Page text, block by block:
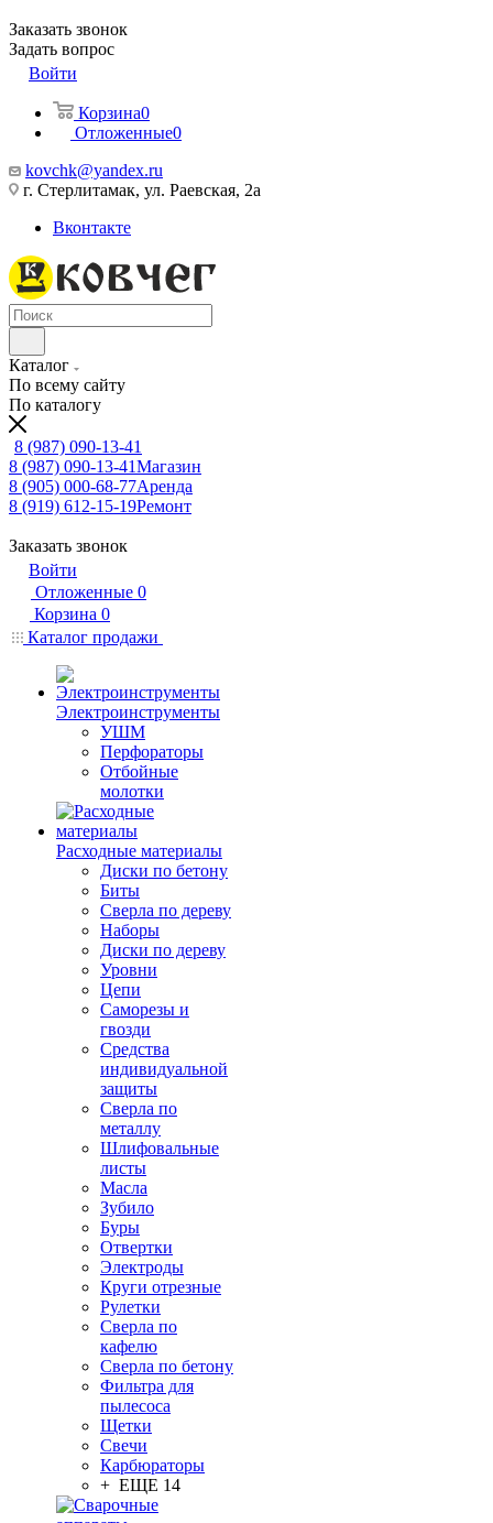
Заказать звонок
Задать вопрос
Войти
Корзина0
Отложенные0
kovchk@yandex.ru
г. Стерлитамак, ул. Раевская, 2а
Вконтакте
Каталог
По всему сайту
По каталогу
8 (987) 090-13-41
8 (987) 090-13-41Магазин
8 (905) 000-68-77Аренда
8 (919) 612-15-19Ремонт
Заказать звонок
Войти
Отложенные 0
Корзина 0
Каталог продажи
Электроинструменты
УШМ
Перфораторы
Отбойные
молотки
Расходные материалы
Диски по бетону
Биты
Сверла по дереву
Наборы
Диски по дереву
Уровни
Цепи
Саморезы и
гвозди
Средства
индивидуальной
защиты
Сверла по
металлу
Шлифовальные
листы
Масла
Зубило
Буры
Отвертки
Электроды
Круги отрезные
Рулетки
Сверла по
кафелю
Сверла по бетону
Фильтра для
пылесоса
Щетки
Свечи
Карбюраторы
+ ЕЩЕ 14